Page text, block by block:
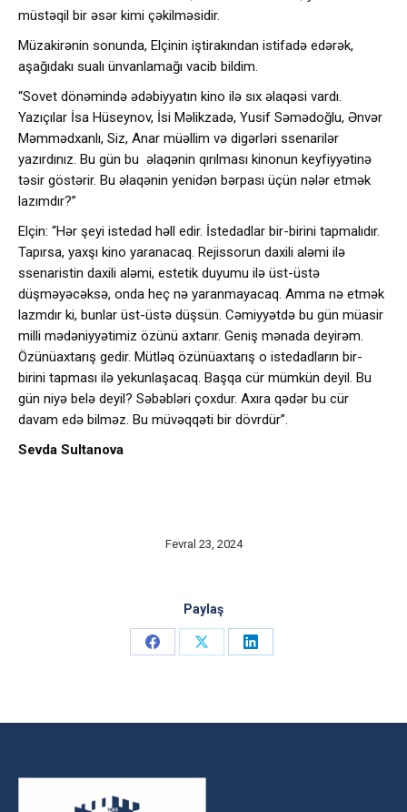
müstəqil bir əsər kimi çəkilməsidir.
Müzakirənin sonunda, Elçinin iştirakından istifadə edərək,
aşağıdakı sualı ünvanlamağı vacib bildim.
“Sovet dönəmində ədəbiyyatın kino ilə sıx əlaqəsi vardı.
Yazıçılar İsa Hüseynov, İsi Məlikzadə, Yusif Səmədoğlu, Ənvər
Məmmədxanlı, Siz, Anar müəllim və digərləri ssenarilər
yazırdınız. Bu gün bu əlaqənin qırılması kinonun keyfiyyətinə
təsir göstərir. Bu əlaqənin yenidən bərpası üçün nələr etmək
lazımdır?”
Elçin: “Hər şeyi istedad həll edir. İstedadlar bir-birini tapmalıdır.
Tapırsa, yaxşı kino yaranacaq. Rejissorun daxili aləmi ilə
ssenaristin daxili aləmi, estetik duyumu ilə üst-üstə
düşməyəcəksə, onda heç nə yaranmayacaq. Amma nə etmək
lazmdır ki, bunlar üst-üstə düşsün. Cəmiyyətdə bu gün müasir
milli mədəniyyətimiz özünü axtarır. Geniş mənada deyirəm.
Özünüaxtarış gedir. Mütləq özünüaxtarış o istedadların bir-
birini tapması ilə yekunlaşacaq. Başqa cür mümkün deyil. Bu
gün niyə belə deyil? Səbəbləri çoxdur. Axıra qədər bu cür
davam edə bilməz. Bu müvəqqəti bir dövrdür”.
Sevda Sultanova
Fevral 23, 2024
Paylaş
Share
Share
Share